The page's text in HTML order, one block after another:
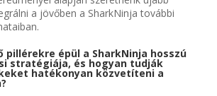
a jövőben a SharkNinja további
pillérekre épül a SharkNinja hosszú
stratégiája, és hogyan tudják
hatékonyan közvetíteni a
?